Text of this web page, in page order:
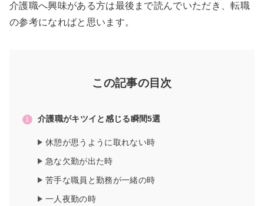
介護職へ興味がある方は最後まで読んでいただき、転職
の参考になればと思います。
この記事の目次
介護職がキツイと感じる瞬間5選
休憩が思うように取れない時
急な欠勤が出た時
苦手な職員と勤務が一緒の時
一人夜勤の時